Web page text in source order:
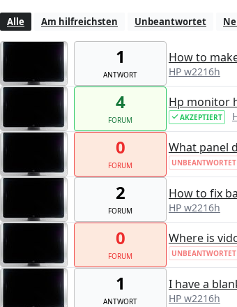
Alle Am hilfreichsten Unbeantwortet
1
ANTWORT
How to
HP w2216h
4
FORUM
Hp monitor
AKZEPTIERT
0
FORUM
What panel
UNBEANTWORTET
2
FORUM
How to fix
HP w2216h
0
FORUM
Where is
UNBEANTWORTET
1
ANTWORT
I have a
HP w2216h